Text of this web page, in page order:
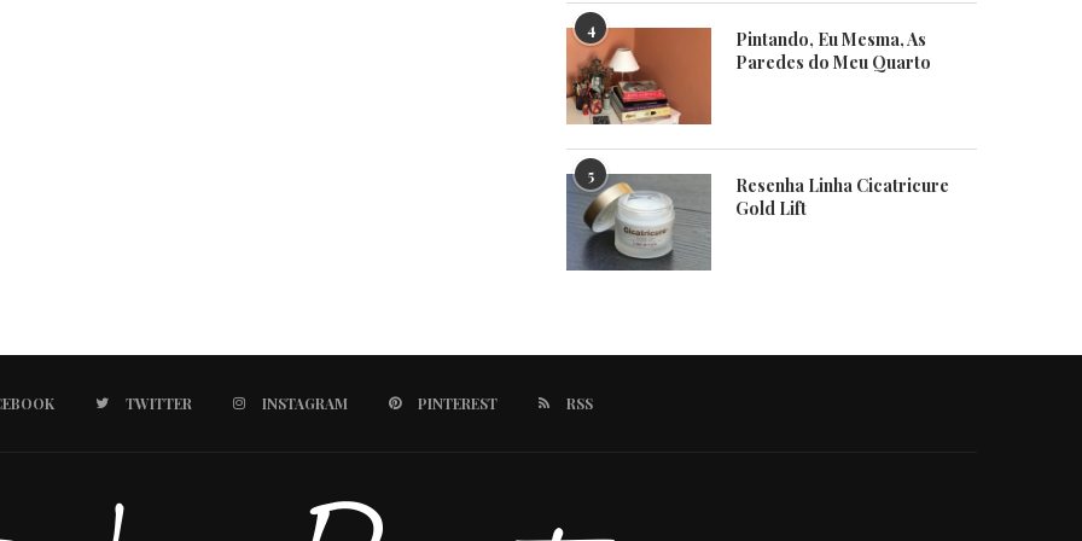
4
Pintando, Eu Mesma, As
Paredes do Meu Quarto
5
Resenha Linha Cicatricure
Gold Lift
TWITTER INSTAGRAM PINTEREST RSS